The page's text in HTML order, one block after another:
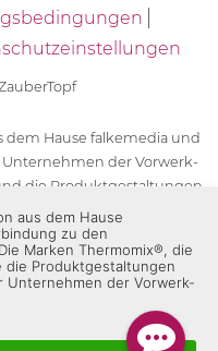
dem Hause falkemedia und
der Vorwerk-
die Produktgestaltungen
Marken der Unternehmen
die Zeichen TM5®,
des Thermomix®
der Vorwerk-Gruppe
in "ZauberTopf" ist
aus dem Hause
zu den
Marken Thermomix®, die
die Produktgestaltungen
der Vorwerk-